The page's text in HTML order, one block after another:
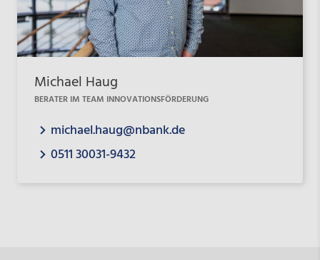
Michael Haug
BERATER IM TEAM INNOVATIONSFÖRDERUNG
michael.haug@nbank.de
0511 30031-9432